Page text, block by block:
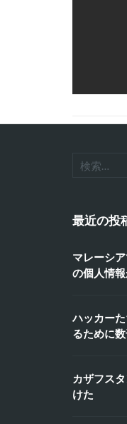
最近の投
マレーシ
の個人情
ハッカー
るために
カザフス
けた